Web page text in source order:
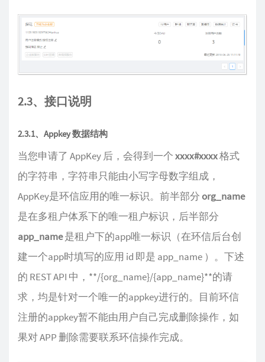
2.3、接口说明
2.3.1、Appkey 数据结构
当您申请了 AppKey 后，会得到一个xxxx#xxxx格式
的字符串，字符串只能由小写字母数字组成，
AppKey是环信应用的唯一标识。前半部分org_name
是在多租户体系下的唯一租户标识，后半部分
app_name是租户下的app唯一标识（在环信后台创
建一个app时填写的应用 id 即是 app_name ）。下述
的 REST API 中，**/{org_name}/{app_name}**的请
求，均是针对一个唯一的appkey进行的。目前环信
注册的appkey暂不能由用户自己完成删除操作，如
果对 APP 删除需要联系环信操作完成。